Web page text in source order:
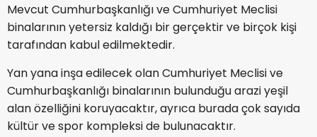
Mevcut Cumhurbaşkanlığı ve Cumhuriyet Meclisi
binalarının yetersiz kaldığı bir gerçektir ve birçok kişi
tarafından kabul edilmektedir.
Yan yana inşa edilecek olan Cumhuriyet Meclisi ve
Cumhurbaşkanlığı binalarının bulunduğu arazi yeşil
alan özelliğini koruyacaktır, ayrıca burada çok sayıda
kültür ve spor kompleksi de bulunacaktır.